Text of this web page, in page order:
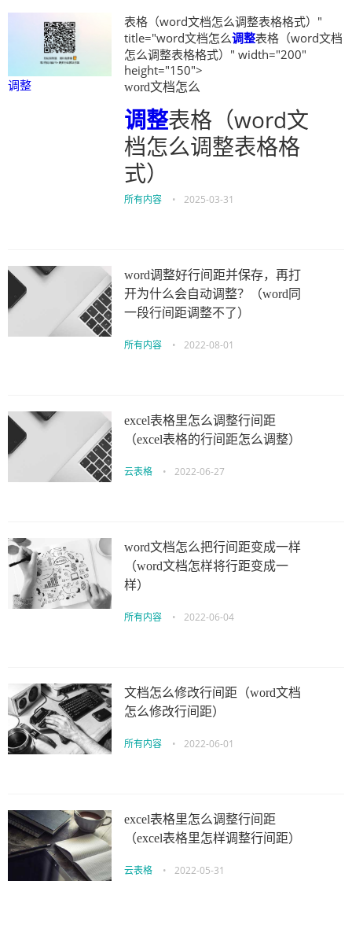
调整
表格（word文档怎么调整表格格式）"
title="word文档怎么调整表格（word文档
怎么调整表格格式）" width="200"
height="150">
word文档怎么
调整表格（word文
档怎么调整表格格
式）
所有内容 • 2025-03-31
word调整好行间距并保存，再打
开为什么会自动调整？（word同
一段行间距调整不了）
所有内容 • 2022-08-01
excel表格里怎么调整行间距
（excel表格的行间距怎么调整）
云表格 • 2022-06-27
word文档怎么把行间距变成一样
（word文档怎样将行距变成一
样）
所有内容 • 2022-06-04
文档怎么修改行间距（word文档
怎么修改行间距）
所有内容 • 2022-06-01
excel表格里怎么调整行间距
（excel表格里怎样调整行间距）
云表格 • 2022-05-31